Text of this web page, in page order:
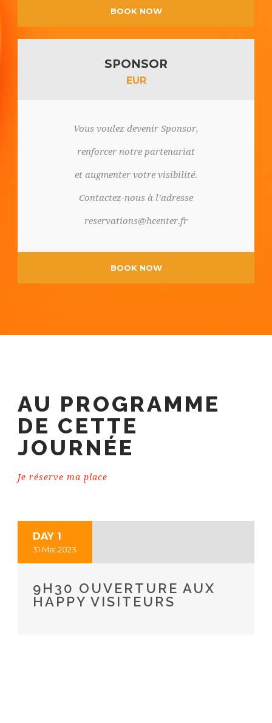
BOOK NOW
SPONSOR
EUR
Vous voulez devenir Sponsor,
renforcer notre partenariat
et augmenter votre visibilité.
Contactez-nous à l’adresse
reservations@hcenter.fr
BOOK NOW
AU PROGRAMME
DE CETTE
JOURNÉE
Je réserve ma place
DAY 1
31 Mai 2023
9H30 OUVERTURE AUX
HAPPY VISITEURS